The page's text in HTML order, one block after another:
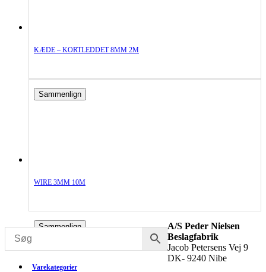
KÆDE – KORTLEDDET 8MM 2M
Sammenlign
WIRE 3MM 10M
Sammenlign
Varekategorier
A/S Peder Nielsen
Beslagfabrik
Jacob Petersens Vej 9
DK- 9240 Nibe